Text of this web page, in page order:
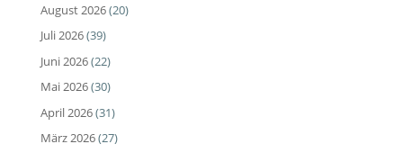
August 2026(20)
Juli 2026(39)
Juni 2026(22)
Mai 2026(30)
April 2026(31)
März 2026(27)